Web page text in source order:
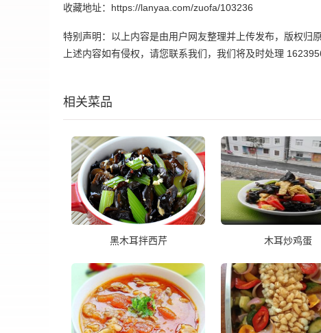
收藏地址：https://lanyaa.com/zuofa/103236
特别声明：以上内容是由用户网友整理并上传发布，版权归
上述内容如有侵权，请您联系我们，我们将及时处理
相关菜品
黑木耳拌西芹 木耳炒鸡蛋